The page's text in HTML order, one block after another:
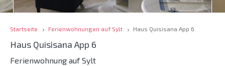
Startseite Ferienwohnungen auf Sylt Haus Quisisana App 6
Haus Quisisana App 6
Ferienwohnung auf Sylt